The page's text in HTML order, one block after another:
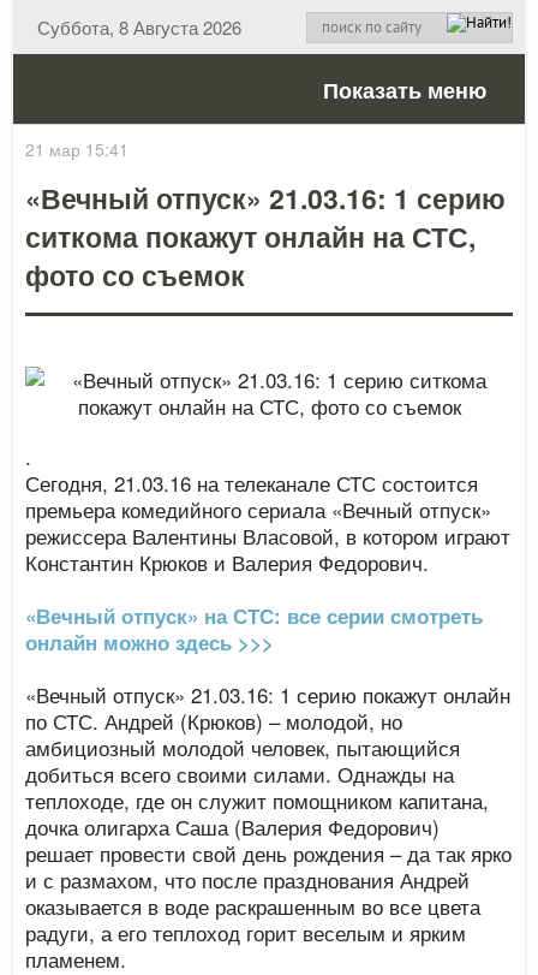
Суббота, 8 Августа 2026
Показать меню
21 мар 15:41
«Вечный отпуск» 21.03.16: 1 серию
ситкома покажут онлайн на СТС,
фото со съемок
.
Сегодня, 21.03.16 на телеканале СТС состоится
премьера комедийного сериала «Вечный отпуск»
режиссера Валентины Власовой, в котором играют
Константин Крюков и Валерия Федорович.
«Вечный отпуск» на СТС: все серии смотреть
онлайн можно здесь >>>
«Вечный отпуск» 21.03.16: 1 серию покажут онлайн
по СТС. Андрей (Крюков) – молодой, но
амбициозный молодой человек, пытающийся
добиться всего своими силами. Однажды на
теплоходе, где он служит помощником капитана,
дочка олигарха Саша (Валерия Федорович)
решает провести свой день рождения – да так ярко
и с размахом, что после празднования Андрей
оказывается в воде раскрашенным во все цвета
радуги, а его теплоход горит веселым и ярким
пламенем.